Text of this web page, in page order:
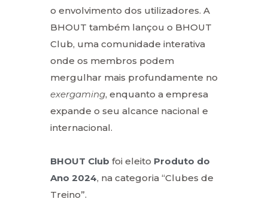
o envolvimento dos utilizadores. A
BHOUT também lançou o BHOUT
Club, uma comunidade interativa
onde os membros podem
mergulhar mais profundamente no
exergaming, enquanto a empresa
expande o seu alcance nacional e
internacional.
BHOUT Club foi eleito Produto do
Ano 2024, na categoria “Clubes de
Treino”.